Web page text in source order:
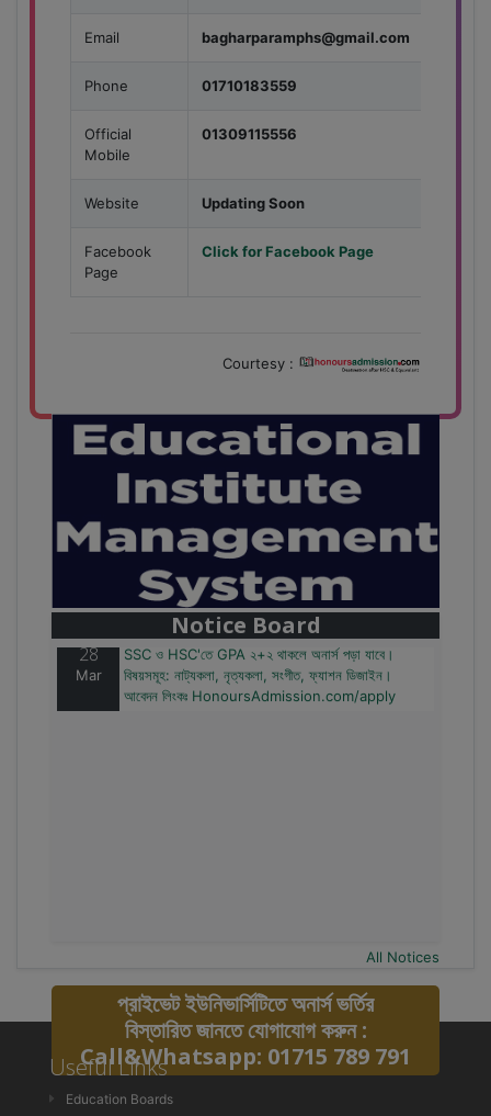
Email bagharparamphs@gmail.com
Phone 01710183559
Official
Mobile
01309115556
Website Updating Soon
Facebook
Page
Click for Facebook Page
Courtesy :
Notice Board
বাজেটের মধ্যে প্রাইভেট ইউনিভার্সিটিতে অনার্স পড়ার সুযোগ।
২০টির অধিক বিষয়, ৪ বছরে মোট খরচ ২ লক্ষ থেকে ৫ লক্ষ টাকা।
আবেদন লিংকঃ HonoursAdmission.com/apply
28
Mar
SSC ও HSC'তে GPA ২+২ থাকলে অনার্স পড়া যাবে।
বিষয়সমূহ: নাট্যকলা, নৃত্যকলা, সংগীত, ফ্যাশন ডিজাইন।
আবেদন লিংকঃ HonoursAdmission.com/apply
All Notices
প্রাইভেট ইউনিভার্সিটিতে অনার্স ভর্তির
বিস্তারিত জানতে যোগাযোগ করুন :
Call&Whatsapp: 01715 789 791
Useful Links
Education Boards